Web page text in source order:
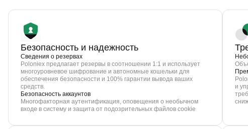
Безопасность и надежность
Сведения о резервах
Poloniex предлагает резервы в соотношении 1:1 и использует
многоуровневое шифрование и автономные кошельки для
обеспечения безопасности и 100% гарантии вывода ваших
средств.
Безопасность аккаунтов
Многофакторная аутентификация, оповещения о необычном
входе в систему и защита от подозрительных файлов cookie
и